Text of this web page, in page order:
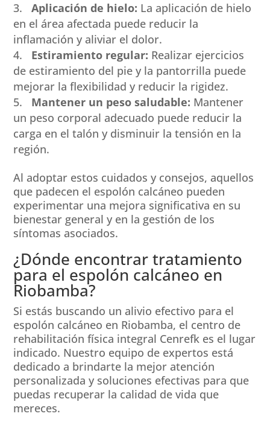
Aplicación de hielo: La aplicación de hielo
en el área afectada puede reducir la
inflamación y aliviar el dolor.
Estiramiento regular: Realizar ejercicios
de estiramiento del pie y la pantorrilla puede
mejorar la flexibilidad y reducir la rigidez.
Mantener un peso saludable: Mantener
un peso corporal adecuado puede reducir la
carga en el talón y disminuir la tensión en la
región.
Al adoptar estos cuidados y consejos, aquellos
que padecen el espolón calcáneo pueden
experimentar una mejora significativa en su
bienestar general y en la gestión de los
síntomas asociados.
¿Dónde encontrar tratamiento
para el espolón calcáneo en
Riobamba?
Si estás buscando un alivio efectivo para el
espolón calcáneo en Riobamba, el centro de
rehabilitación física integral Cenrefk es el lugar
indicado. Nuestro equipo de expertos está
dedicado a brindarte la mejor atención
personalizada y soluciones efectivas para que
puedas recuperar la calidad de vida que
mereces.